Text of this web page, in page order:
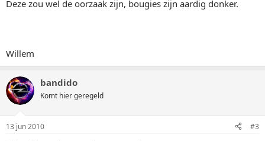
Deze zou wel de oorzaak zijn, bougies zijn aardig donker.
Willem
bandido
Komt hier geregeld
13 jun 2010 #3